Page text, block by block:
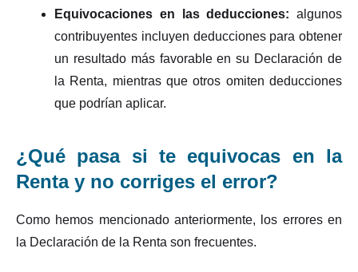
Equivocaciones en las deducciones: algunos
contribuyentes incluyen deducciones para obtener
un resultado más favorable en su Declaración de
la Renta, mientras que otros omiten deducciones
que podrían aplicar.
¿Qué pasa si te equivocas en la
Renta y no corriges el error?
Como hemos mencionado anteriormente, los errores en
la Declaración de la Renta son frecuentes.